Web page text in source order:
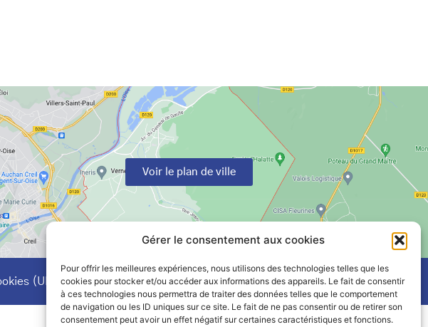
Gérer le consentement aux cookies
Pour offrir les meilleures expériences, nous utilisons des technologies telles que les
cookies pour stocker et/ou accéder aux informations des appareils. Le fait de consentir
à ces technologies nous permettra de traiter des données telles que le comportement
de navigation ou les ID uniques sur ce site. Le fait de ne pas consentir ou de retirer son
consentement peut avoir un effet négatif sur certaines caractéristiques et fonctions.
Voir le plan de ville
(UE)